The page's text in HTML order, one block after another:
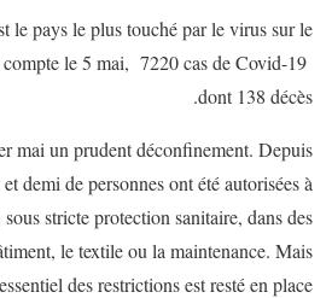
le pays le plus touché par le virus sur le
le 5 mai, 7220 cas de Covid-19
dont 138 décès.
mai un prudent déconfinement. Depuis
demi de personnes ont été autorisées à
stricte protection sanitaire, dans des
le textile ou la maintenance. Mais
des restrictions est resté en place.